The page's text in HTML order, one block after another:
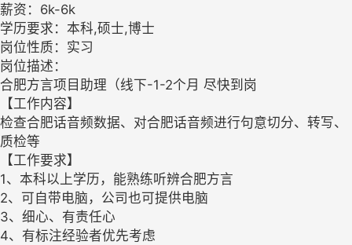
薪资：6k-6k
学历要求：本科,硕士,博士
岗位性质：实习
岗位描述：
合肥方言项目助理（线下-1-2个月 尽快到岗
【工作内容】
检查合肥话音频数据、对合肥话音频进行句意切分、转写、
质检等
【工作要求】
1、本科以上学历，能熟练听辨合肥方言
2、可自带电脑，公司也可提供电脑
3、细心、有责任心
4、有标注经验者优先考虑